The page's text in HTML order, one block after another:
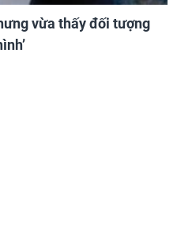
vừa thấy đối tượng